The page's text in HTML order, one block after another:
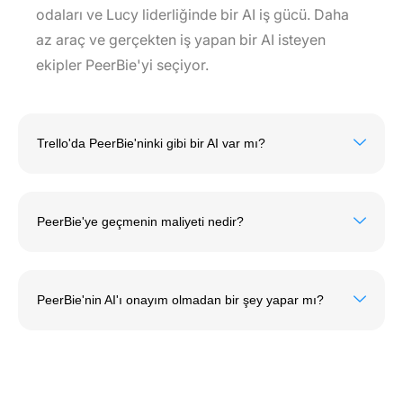
odaları ve Lucy liderliğinde bir AI iş gücü. Daha
az araç ve gerçekten iş yapan bir AI isteyen
ekipler PeerBie'yi seçiyor.
Trello'da PeerBie'ninki gibi bir AI var mı?
PeerBie'ye geçmenin maliyeti nedir?
PeerBie'nin AI'ı onayım olmadan bir şey yapar mı?